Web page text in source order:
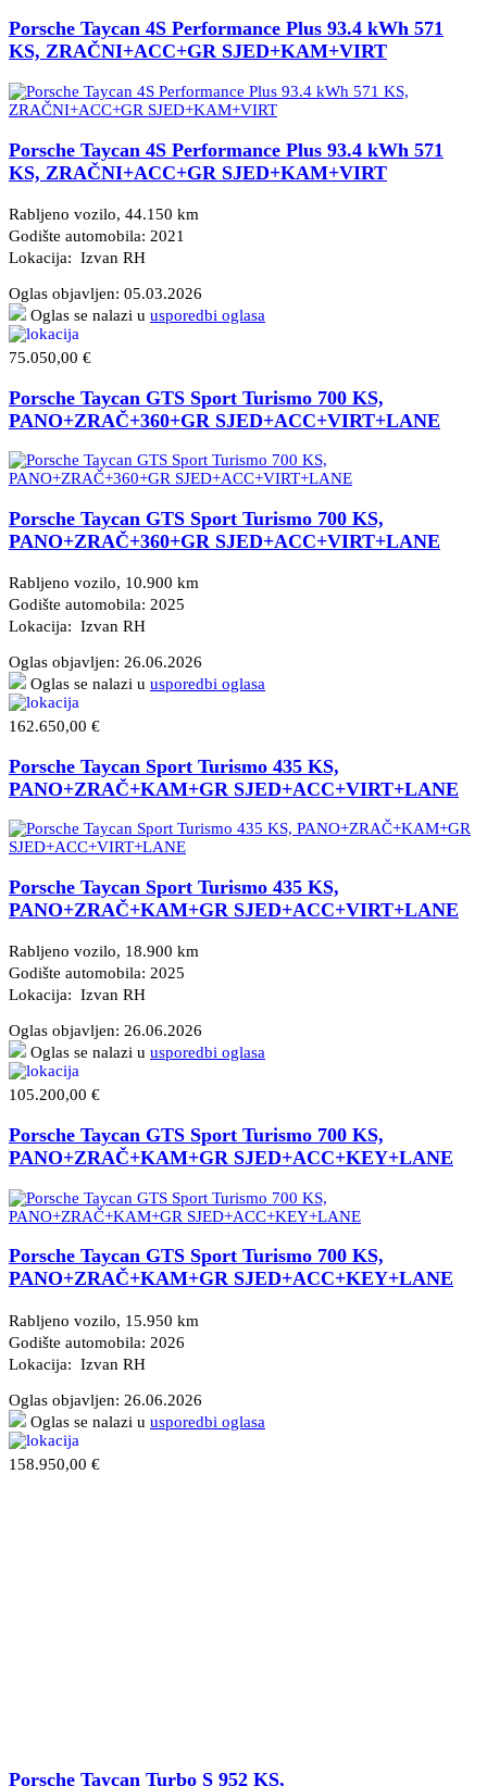
Porsche Taycan 4S Performance Plus 93.4 kWh 571
KS, ZRAČNI+ACC+GR SJED+KAM+VIRT
Porsche Taycan 4S Performance Plus 93.4 kWh 571
KS, ZRAČNI+ACC+GR SJED+KAM+VIRT
Rabljeno vozilo, 44.150 km
Godište automobila: 2021
Lokacija: Izvan RH
Oglas objavljen: 05.03.2026
Oglas se nalazi u usporedbi oglasa
75.050,00 €
Porsche Taycan GTS Sport Turismo 700 KS,
PANO+ZRAČ+360+GR SJED+ACC+VIRT+LANE
Porsche Taycan GTS Sport Turismo 700 KS,
PANO+ZRAČ+360+GR SJED+ACC+VIRT+LANE
Rabljeno vozilo, 10.900 km
Godište automobila: 2025
Lokacija: Izvan RH
Oglas objavljen: 26.06.2026
Oglas se nalazi u usporedbi oglasa
162.650,00 €
Porsche Taycan Sport Turismo 435 KS,
PANO+ZRAČ+KAM+GR SJED+ACC+VIRT+LANE
Porsche Taycan Sport Turismo 435 KS,
PANO+ZRAČ+KAM+GR SJED+ACC+VIRT+LANE
Rabljeno vozilo, 18.900 km
Godište automobila: 2025
Lokacija: Izvan RH
Oglas objavljen: 26.06.2026
Oglas se nalazi u usporedbi oglasa
105.200,00 €
Porsche Taycan GTS Sport Turismo 700 KS,
PANO+ZRAČ+KAM+GR SJED+ACC+KEY+LANE
Porsche Taycan GTS Sport Turismo 700 KS,
PANO+ZRAČ+KAM+GR SJED+ACC+KEY+LANE
Rabljeno vozilo, 15.950 km
Godište automobila: 2026
Lokacija: Izvan RH
Oglas objavljen: 26.06.2026
Oglas se nalazi u usporedbi oglasa
158.950,00 €
Porsche Taycan Turbo S 952 KS,